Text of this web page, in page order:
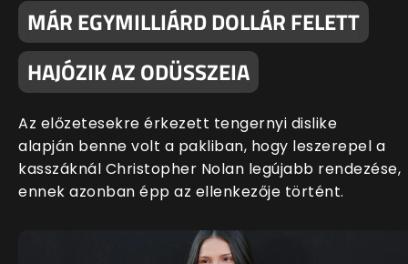
MÁR EGYMILLIÁRD DOLLÁR FELETT
HAJÓZIK AZ ODÜSSZEIA
Az előzetesekre érkezett tengernyi dislike
alapján benne volt a pakliban, hogy leszerepel a
kasszáknál Christopher Nolan legújabb rendezése,
ennek azonban épp az ellenkezője történt.